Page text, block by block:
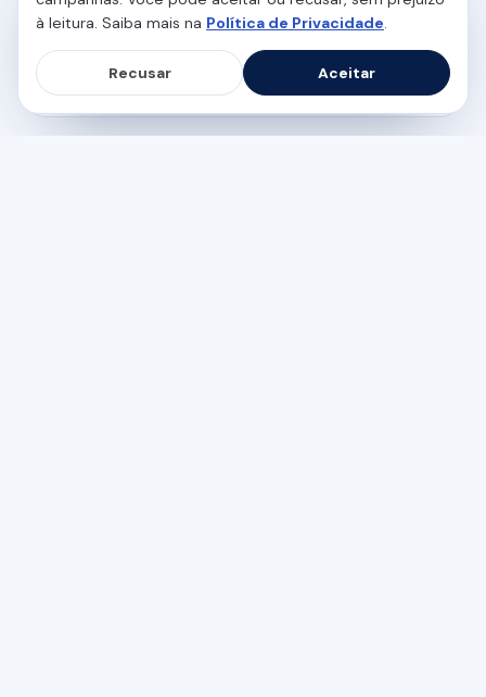
SAÚDE INTESTINAL
Síndrome do Intestino Irritável:
sintomas, causas e exames
6 min de leitura
à leitura. Saiba mais na Política de Privacidade.
Recusar Aceitar